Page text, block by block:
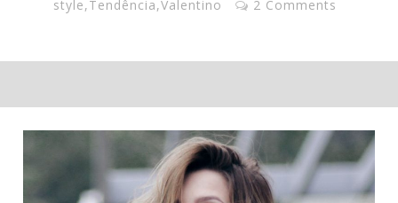
style,Tendência,Valentino 2 Comments